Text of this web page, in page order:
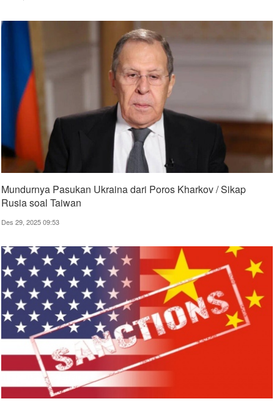
Mundurnya Pasukan Ukraina dari Poros Kharkov / Sikap
Rusia soal Taiwan
Des 29, 2025 09:53